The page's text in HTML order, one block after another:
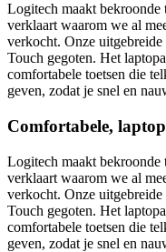
Logitech maakt
verklaart waarom we al
verkocht. Onze
Touch gegoten. Het
comfortabele toetsen die
geven, zodat je snel en
Comfortabele,
Logitech maakt
verklaart waarom we al
verkocht. Onze
Touch gegoten. Het
comfortabele toetsen die
geven, zodat je snel en